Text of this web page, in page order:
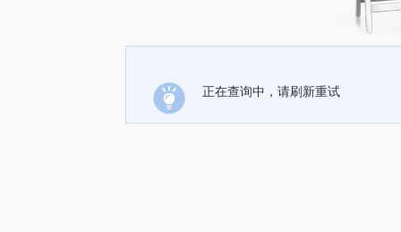
正在查询中，请刷新重试